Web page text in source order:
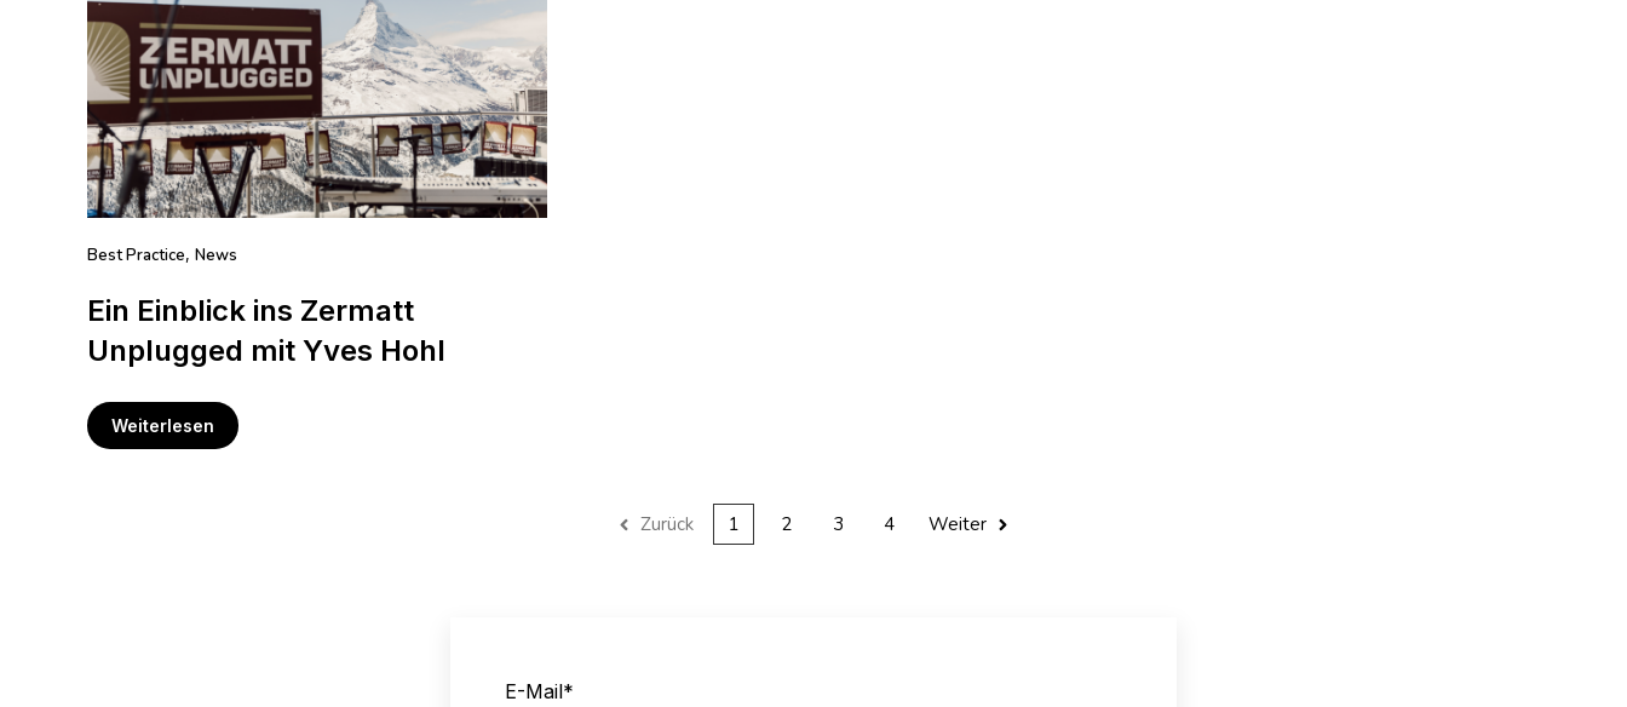
Best Practice, News
Ein Einblick ins Zermatt
Unplugged mit Yves Hohl
Weiterlesen
Zurück 1 2 3 4 Weiter
E-Mail*